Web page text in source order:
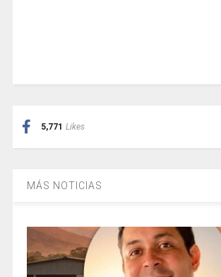
5,771 Likes
MÁS NOTICIAS